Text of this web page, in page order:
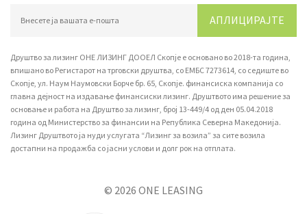
АПЛИЦИРАЈТЕ
Друштво за лизинг ОНЕ ЛИЗИНГ ДООЕЛ Скопје е основано во 2018-та година,
впишано вo Регистарот на трговски друштва, со ЕМБС 7273614, со седиште во
Скопје, ул. Наум Наумовски Борче бр. 65, Скопје. финансиска компанија со
главна дејност на издавање финансиски лизинг. Друштвото има решение за
основање и работа на Друштво за лизинг, број 13-449/4 од ден 05.04.2018
година од Министерство за финансии на Република Северна Македонија.
Лизинг Друштвото ја нуди услугата “Лизинг за возила” за сите возила
достапни на продажба со јасни услови и долг рок на отплата.
© 2026 ONE LEASING